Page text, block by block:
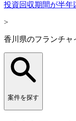
投資回収期間が半年
>
香川県のフランチャ
案件を探す